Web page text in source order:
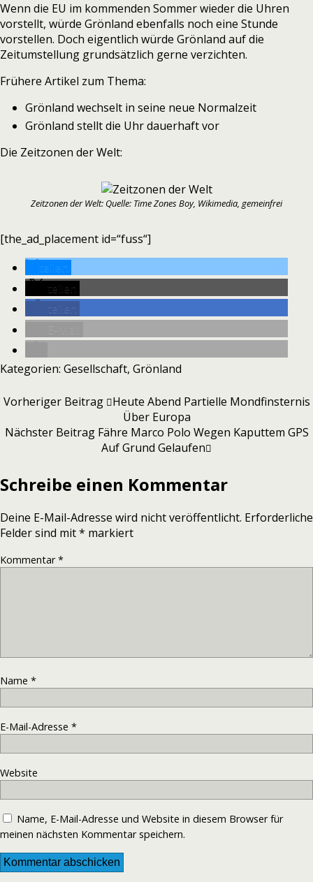
Wenn die EU im kommenden Sommer wieder die Uhren
vorstellt, würde Grönland ebenfalls noch eine Stunde
vorstellen. Doch eigentlich würde Grönland auf die
Zeitumstellung grundsätzlich gerne verzichten.
Frühere Artikel zum Thema:
Grönland wechselt in seine neue Normalzeit
Grönland stellt die Uhr dauerhaft vor
Die Zeitzonen der Welt:
Zeitzonen der Welt: Quelle: Time Zones Boy, Wikimedia, gemeinfrei
[the_ad_placement id=“fuss“]
teilen
teilen
teilen
Kategorien: Gesellschaft, Grönland
Vorheriger Beitrag
Heute Abend Partielle Mondfinsternis
Über Europa
Nächster Beitrag Fähre Marco Polo Wegen Kaputtem GPS
Auf Grund Gelaufen
Schreibe einen Kommentar
Deine E-Mail-Adresse wird nicht veröffentlicht. Erforderliche
Felder sind mit* markiert
Kommentar*
Name *
E-Mail-Adresse *
Website
Name, E-Mail-Adresse und Website in diesem Browser für
meinen nächsten Kommentar speichern.